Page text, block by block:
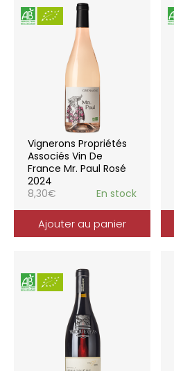
Vignerons Propriétés
Associés Vin De
France Mr. Paul Rosé
2024
8,30€ En stock
Ajouter au panier